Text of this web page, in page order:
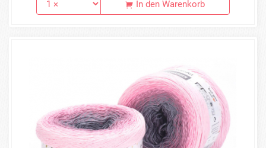
In den Warenkorb